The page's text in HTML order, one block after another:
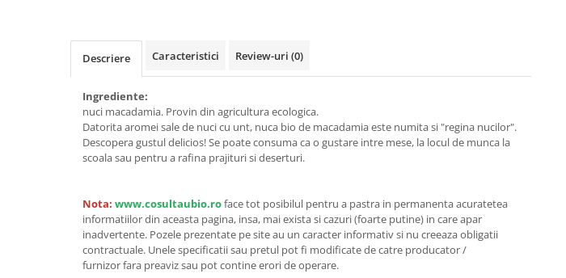
Bauturi vegetale
Produse din carne
Sosuri, Ketchup bio
Conserve, Pateuri, creme
Leguminoase si seminte
Descriere Caracteristici Review-uri (0)
Ingrediente:
nuci macadamia. Provin din agricultura ecologica.
Datorita aromei sale de nuci cu unt, nuca bio de macadamia este numita si "regina nucilor".
Descopera gustul delicios! Se poate consuma ca o gustare intre mese, la locul de munca la
scoala sau pentru a rafina prajituri si deserturi.
Nota: www.cosultaubio.roface tot posibilul pentru a pastra in permanenta acuratetea
informatiilor din aceasta pagina, insa, mai exista si cazuri (foarte putine) in care apar
inadvertente. Pozele prezentate pe site au un caracter informativ si nu creeaza obligatii
contractuale. Unele specificatii sau pretul pot fi modificate de catre producator /
furnizor fara preaviz sau pot contine erori de operare.